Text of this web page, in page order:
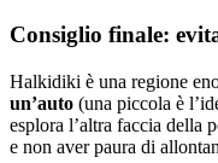
Consiglio finale:
Halkidiki è una regione
un’auto (una piccola è
esplora l’altra faccia della
e non aver paura di